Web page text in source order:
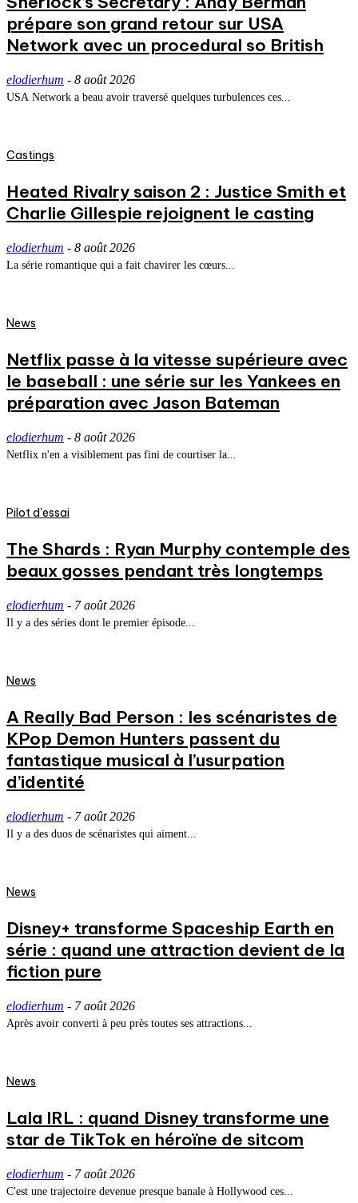
prépare son grand retour sur USA
Network avec un procedural so British
elodierhum - 8 août 2026
USA Network a beau avoir traversé quelques turbulences ces...
Castings
Heated Rivalry saison 2 : Justice Smith et
Charlie Gillespie rejoignent le casting
elodierhum - 8 août 2026
La série romantique qui a fait chavirer les cœurs...
News
Netflix passe à la vitesse supérieure avec
le baseball : une série sur les Yankees en
préparation avec Jason Bateman
elodierhum - 8 août 2026
Netflix n'en a visiblement pas fini de courtiser la...
Pilot d'essai
The Shards : Ryan Murphy contemple des
beaux gosses pendant très longtemps
elodierhum - 7 août 2026
Il y a des séries dont le premier épisode...
News
A Really Bad Person : les scénaristes de
KPop Demon Hunters passent du
fantastique musical à l’usurpation
d’identité
elodierhum - 7 août 2026
Il y a des duos de scénaristes qui aiment...
News
Disney+ transforme Spaceship Earth en
série : quand une attraction devient de la
fiction pure
elodierhum - 7 août 2026
Après avoir converti à peu près toutes ses attractions...
News
Lala IRL : quand Disney transforme une
star de TikTok en héroïne de sitcom
elodierhum - 7 août 2026
C'est une trajectoire devenue presque banale à Hollywood ces...